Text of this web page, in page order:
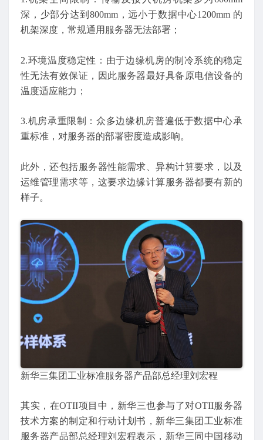
深，少部分达到800mm，远小于数据中心1200mm 的
机架深度，常规通用服务器无法部署；
2.环境温度稳定性：由于边缘机房的制冷系统的稳定
性无法有效保证，因此服务器最好具备原电信设备的
温度适应能力；
3.机房承重限制：众多边缘机房普遍低于数据中心承
重标准，对服务器的部署密度造成影响。
此外，还包括服务器性能需求、异构计算要求，以及
运维管理需求等，这要求边缘计算服务器都要有新的
样子。
新华三集团工业标准服务器产品部总经理刘宏程
其实，在OTII项目中，新华三也参与了对OTII服务器
技术方案的制定和行动计划书，新华三集团工业标准
服务器产品部总经理刘宏程表示，新华三同中国移动